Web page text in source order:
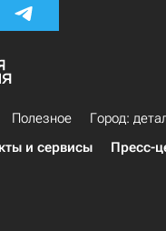
Полезное
Город:
и сервисы Пресс-